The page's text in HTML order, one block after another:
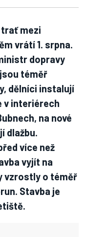
trať mezi
vrátí 1. srpna.
dopravy
téměř
dělníci instalují
v interiérech
na nové
dlažbu.
více než
vyjít na
vzrostly o téměř
Stavba je